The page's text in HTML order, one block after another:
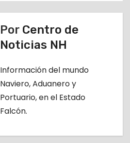
Por Centro de
Noticias NH
Información del mundo
Naviero, Aduanero y
Portuario, en el Estado
Falcón.